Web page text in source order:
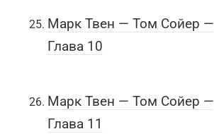
Марк Твен — Том Сойер —
Глава 10
Марк Твен — Том Сойер —
Глава 11